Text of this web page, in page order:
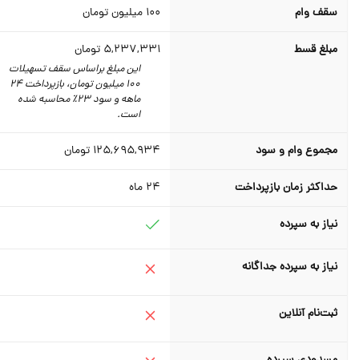
سقف وام میلیون تومان
مبلغ قسط 5,237,331تومان
این مبلغ براساس سقف تسهیلات
100 میلیون تومان،‌ بازپرداخت 24
ماهه و سود 23٪‌ محاسبه شده
است.
مجموع وام و سود 125,695,934 تومان
حداکثر زمان بازپرداخت ماه
نیاز به سپرده
نیاز به سپرده جداگانه
ثبت‌نام آنلاین